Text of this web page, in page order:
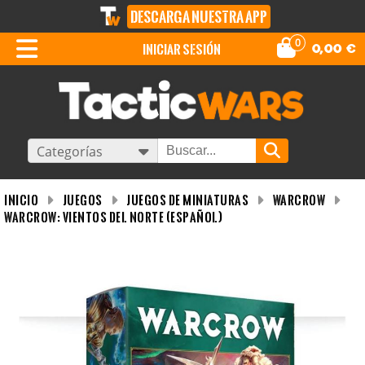
DESCARGA NUESTRA APP
0 0,00 €
iniciar sesión
Categorías
INICIO Juegos Juegos de miniaturas
WARCROW
Warcrow: Vientos del Norte (Español)